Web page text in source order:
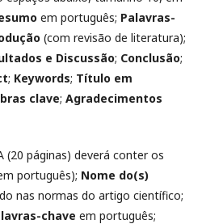
em português; Palavras-
(com revisão de literatura);
e Discussão; Conclusão;
; Keywords; Título em
clave; Agradecimentos
(20 páginas) deverá conter os
português); Nome do(s)
nas normas do artigo científico;
chave em português;